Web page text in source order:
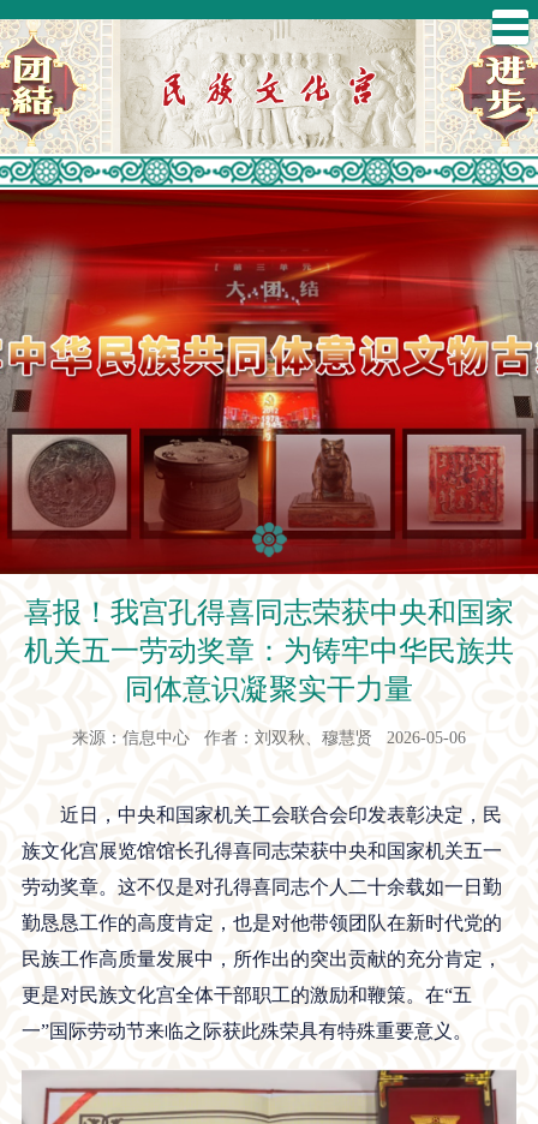
喜报！我宫孔得喜同志荣获中央和国家
机关五一劳动奖章：为铸牢中华民族共
同体意识凝聚实干力量
来源：信息中心 作者：刘双秋、穆慧贤 2026-05-06
近日，中央和国家机关工会联合会印发表彰决定，民
族文化宫展览馆馆长孔得喜同志荣获中央和国家机关五一
劳动奖章。这不仅是对孔得喜同志个人二十余载如一日勤
勤恳恳工作的高度肯定，也是对他带领团队在新时代党的
民族工作高质量发展中，所作出的突出贡献的充分肯定，
更是对民族文化宫全体干部职工的激励和鞭策。在“五
一”国际劳动节来临之际获此殊荣具有特殊重要意义。